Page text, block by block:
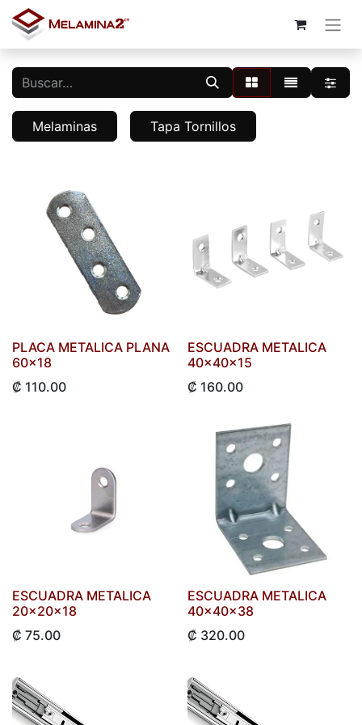
Melaminas Tapa Tornillos
PLACA METALICA PLANA
60x18
₡ 110.00
ESCUADRA METALICA
40x40x15
₡ 160.00
ESCUADRA METALICA
20x20x18
₡ 75.00
ESCUADRA METALICA
40x40x38
₡ 320.00